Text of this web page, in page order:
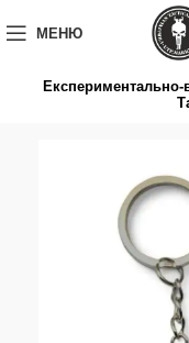
вмістуМЕНЮ
Експериментально-